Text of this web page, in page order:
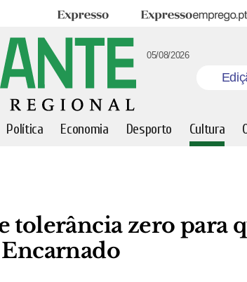
Expresso Expresso Emprego
05/08/2026
Política Economia Desporto Cultura
tolerância zero para